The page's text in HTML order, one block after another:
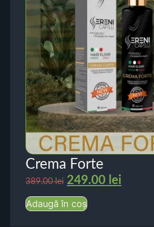
Crema Forte
389.00lei 249.00 lei
Adaugă în coș